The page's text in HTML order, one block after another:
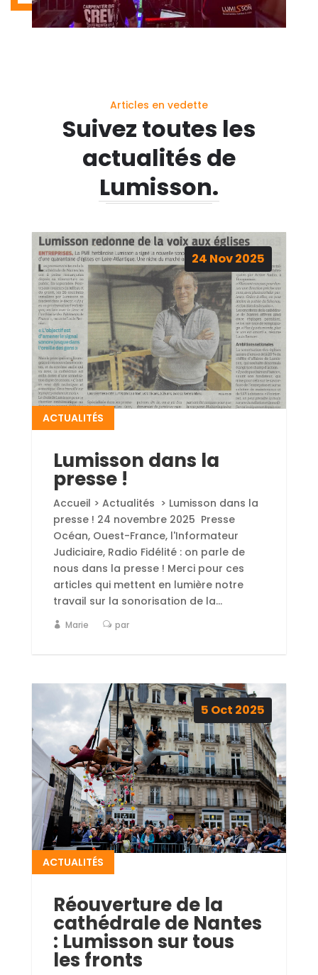
Articles en vedette
Suivez toutes les
actualités de
Lumisson.
Lumisson dans la
presse !
ACTUALITÉS
Accueil > Actualités > Lumisson dans la
presse ! 24 novembre 2025 Presse
Océan, Ouest-France, l'Informateur
Judiciaire, Radio Fidélité : on parle de
nous dans la presse ! Merci pour ces
articles qui mettent en lumière notre
travail sur la sonorisation de la...
Marie par
24 Nov2025
Réouverture de la
cathédrale de Nantes
: Lumisson sur tous
les fronts
ACTUALITÉS
5 Oct 2025